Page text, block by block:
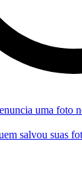
uma foto
salvou suas